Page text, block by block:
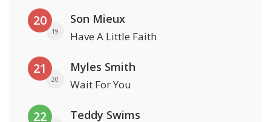
20
19
Son Mieux
Have A Little Faith
21
20
Myles Smith
Wait For You
22 Teddy Swims